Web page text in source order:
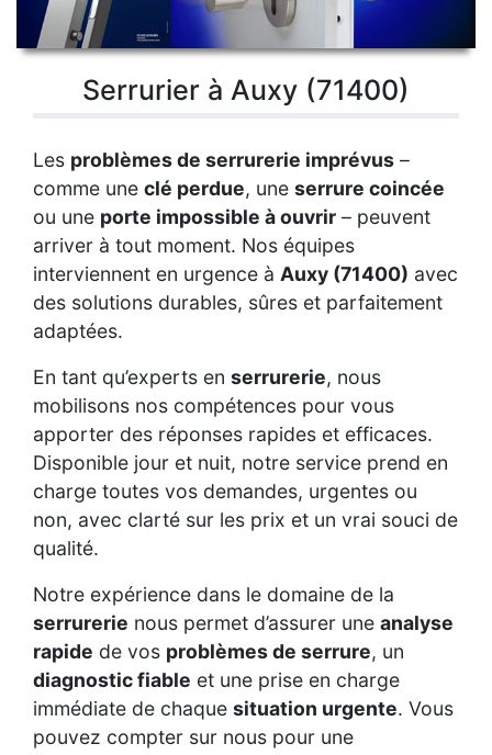
Serrurier à Auxy (71400)
Les problèmes de serrurerie imprévus –
comme une clé perdue, une serrure coincée
ou une porte impossible à ouvrir – peuvent
arriver à tout moment. Nos équipes
interviennent en urgence à Auxy (71400) avec
des solutions durables, sûres et parfaitement
adaptées.
En tant qu’experts en serrurerie, nous
mobilisons nos compétences pour vous
apporter des réponses rapides et efficaces.
Disponible jour et nuit, notre service prend en
charge toutes vos demandes, urgentes ou
non, avec clarté sur les prix et un vrai souci de
qualité.
Notre expérience dans le domaine de la
serrurerie nous permet d’assurer une analyse
rapide de vos problèmes de serrure, un
diagnostic fiable et une prise en charge
immédiate de chaque situation urgente. Vous
pouvez compter sur nous pour une